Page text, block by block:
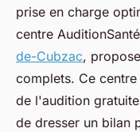
prise en charge
centre
de-Cubzac,
complets. Ce
de l'audition
de dresser un bilan